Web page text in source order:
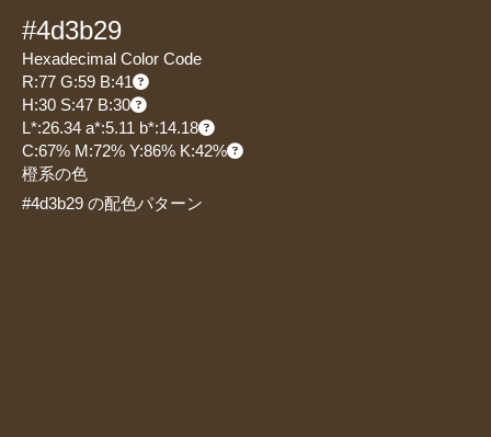
#4d3b29
Hexadecimal Color Code
R:77 G:59 B:41
H:30 S:47 B:30
L*:26.34 a*:5.11 b*:14.18
C:67% M:72% Y:86% K:42%
橙系の色
#4d3b29 の配色パターン